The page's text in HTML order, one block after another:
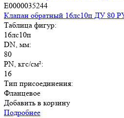
E0000035244
Клапан обратный 16лс10п ДУ 80
Таблица фигур:
16лс10п
DN, мм:
80
PN, кгс/см²:
16
Тип присоединения:
Фланцевое
Добавить в корзину
Подробнее